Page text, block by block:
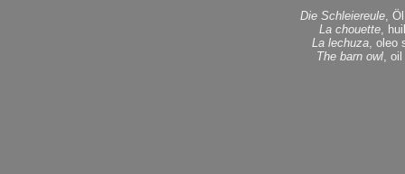
Die Schleiereule,
La chouette,
La lechuza, oleo
The barn owl, oil